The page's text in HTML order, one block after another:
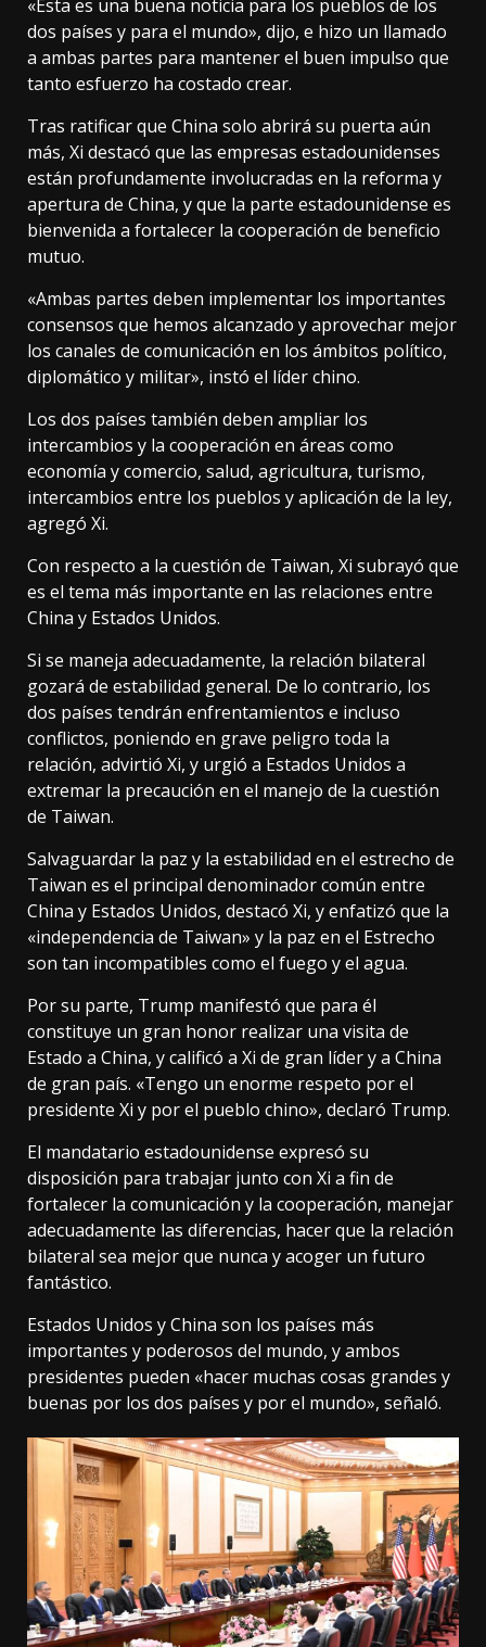
«Esta es una buena noticia para los pueblos de los
dos países y para el mundo», dijo, e hizo un llamado
a ambas partes para mantener el buen impulso que
tanto esfuerzo ha costado crear.
Tras ratificar que China solo abrirá su puerta aún
más, Xi destacó que las empresas estadounidenses
están profundamente involucradas en la reforma y
apertura de China, y que la parte estadounidense es
bienvenida a fortalecer la cooperación de beneficio
mutuo.
«Ambas partes deben implementar los importantes
consensos que hemos alcanzado y aprovechar mejor
los canales de comunicación en los ámbitos político,
diplomático y militar», instó el líder chino.
Los dos países también deben ampliar los
intercambios y la cooperación en áreas como
economía y comercio, salud, agricultura, turismo,
intercambios entre los pueblos y aplicación de la ley,
agregó Xi.
Con respecto a la cuestión de Taiwan, Xi subrayó que
es el tema más importante en las relaciones entre
China y Estados Unidos.
Si se maneja adecuadamente, la relación bilateral
gozará de estabilidad general. De lo contrario, los
dos países tendrán enfrentamientos e incluso
conflictos, poniendo en grave peligro toda la
relación, advirtió Xi, y urgió a Estados Unidos a
extremar la precaución en el manejo de la cuestión
de Taiwan.
Salvaguardar la paz y la estabilidad en el estrecho de
Taiwan es el principal denominador común entre
China y Estados Unidos, destacó Xi, y enfatizó que la
«independencia de Taiwan» y la paz en el Estrecho
son tan incompatibles como el fuego y el agua.
Por su parte, Trump manifestó que para él
constituye un gran honor realizar una visita de
Estado a China, y calificó a Xi de gran líder y a China
de gran país. «Tengo un enorme respeto por el
presidente Xi y por el pueblo chino», declaró Trump.
El mandatario estadounidense expresó su
disposición para trabajar junto con Xi a fin de
fortalecer la comunicación y la cooperación, manejar
adecuadamente las diferencias, hacer que la relación
bilateral sea mejor que nunca y acoger un futuro
fantástico.
Estados Unidos y China son los países más
importantes y poderosos del mundo, y ambos
presidentes pueden «hacer muchas cosas grandes y
buenas por los dos países y por el mundo», señaló.